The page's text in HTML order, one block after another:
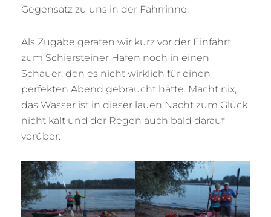
Gegensatz zu uns in der Fahrrinne.
Als Zugabe geraten wir kurz vor der Einfahrt
zum Schiersteiner Hafen noch in einen
Schauer, den es nicht wirklich für einen
perfekten Abend gebraucht hätte. Macht nix,
das Wasser ist in dieser lauen Nacht zum Glück
nicht kalt und der Regen auch bald darauf
vorüber.